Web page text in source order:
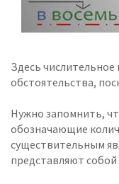
Здесь
обстоятельства,
Нужно запомнить,
обозначающие
существительным
представляют